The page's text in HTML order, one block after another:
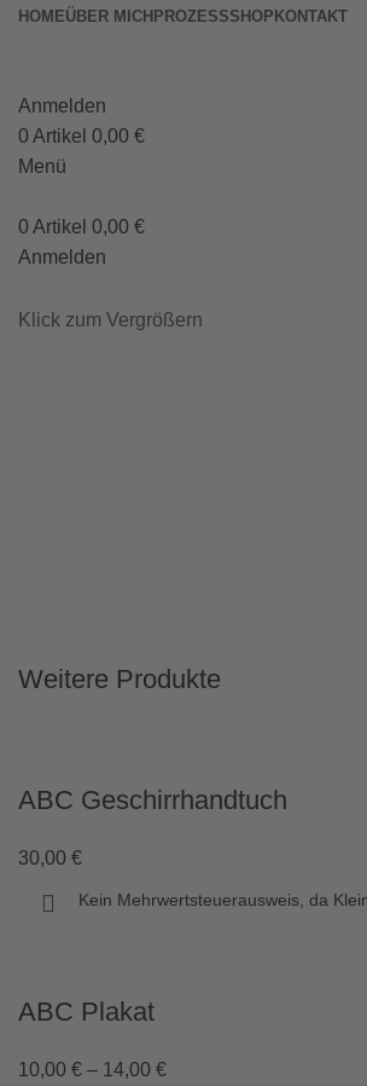
HOMEÜBER MICH PROZESSSHOP KONTAKT
Anmelden
0 Artikel 0,00 €
Menü
0 Artikel 0,00 €
Anmelden
Klick zum Vergrößern
Weitere Produkte
ABC Geschirrhandtuch
30,00 €
Kein Mehrwertsteuerausweis, da
ABC Plakat
10,00 € – 14,00 €